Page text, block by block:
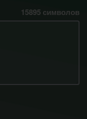
15895 символов